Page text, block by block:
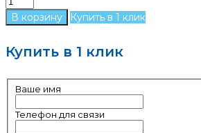
Купить в 1 клик
Купить в 1 клик
Ваше имя
Телефон для связи